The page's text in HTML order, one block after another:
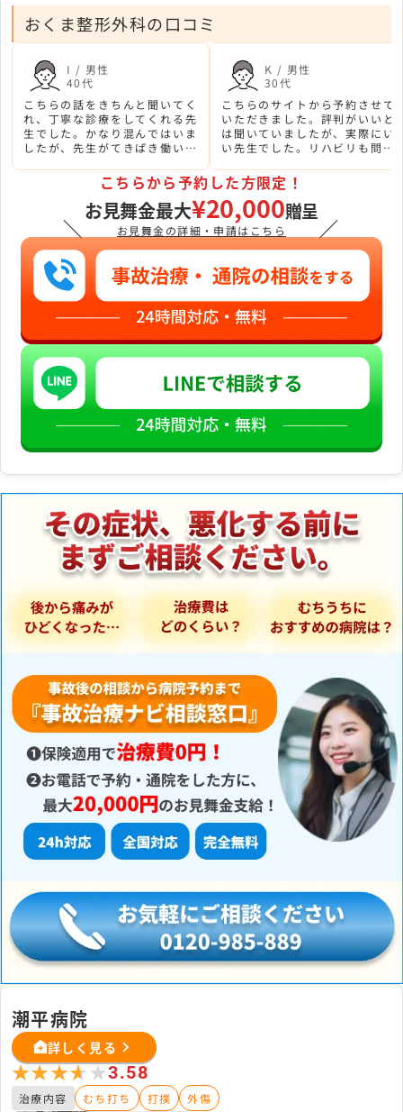
おくま整形外科の口コミ
I / 男性
40代
こちらの話をきちんと聞いてく
れ、丁寧な診療をしてくれる先
生でした。かなり混んではいま
したが、先生がてきぱき働いて
K / 男性
30代
こちらのサイトから予約させて
いただきました。評判がいいと
は聞いていましたが、実際にい
い先生でした。リハビリも問題
ビリ後の状態が良くなったのが
良かったです。
＼
こちらから予約した方限定！
お見舞金最大¥20,000贈呈
お見舞金の詳細・申請はこちら ／
潮平病院
詳しく見る
★★★★★
★★★★★3.58
治療内容 むち打ち 打撲 外傷